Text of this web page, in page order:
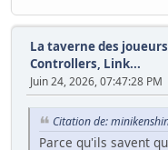
La taverne des joueurs
Controllers, Link...
Juin 24, 2026, 07:47:28 PM
Citation de:
Parce qu'ils savent